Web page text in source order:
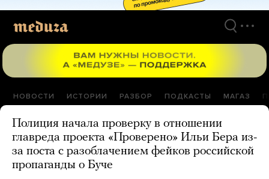
НОВОСТИ ИСТОРИИ РАЗБОР ПОДКАСТЫ МАГАЗ
Полиция начала проверку в отношении
главреда проекта «Проверено» Ильи Бера из-
за поста с разоблачением фейков российской
пропаганды о Буче